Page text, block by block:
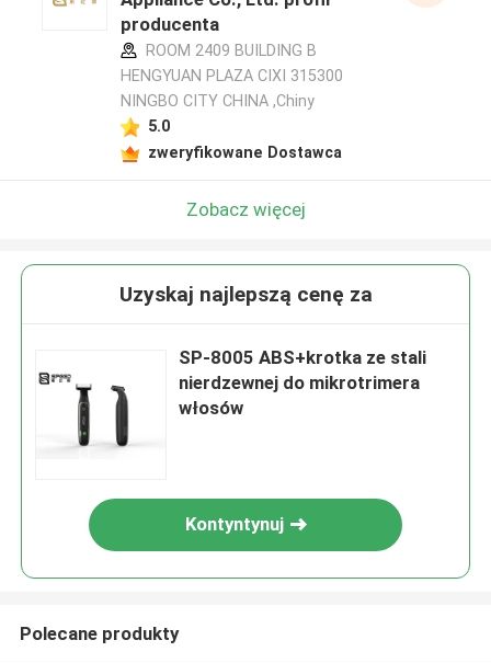
producenta
ROOM 2409 BUILDING B
HENGYUAN PLAZA CIXI 315300
NINGBO CITY CHINA ,Chiny
5.0
zweryfikowane Dostawca
Zobacz więcej
Uzyskaj najlepszą cenę za
SP-8005 ABS+krotka ze stali
nierdzewnej do mikrotrimera
włosów
Kontyntynuj
Polecane produkty